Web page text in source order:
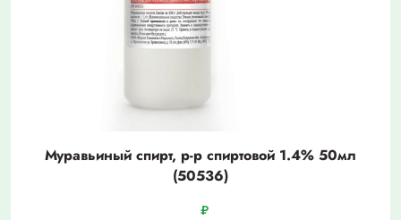
Муравьиный спирт, р-р спиртовой 1.4% 50мл
(50536)
₽